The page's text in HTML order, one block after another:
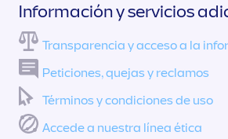
Información y servicios
Transparencia y acceso a la
Peticiones, quejas y reclamos
Términos y condiciones de uso
Accede a nuestra línea ética